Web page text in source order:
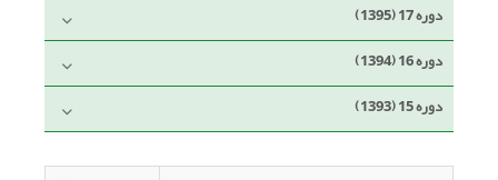
دوره 17 (1395)
دوره 16 (1394)
دوره 15 (1393)